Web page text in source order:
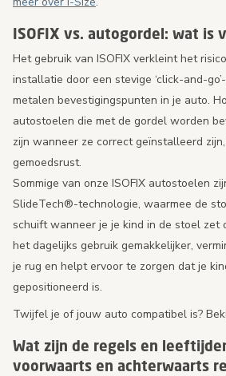
ISOFIX vs. autogordel: wat is
Het gebruik van ISOFIX verkleint het
installatie door een stevige ‘click-and-
metalen bevestigingspunten in je auto.
autostoelen die met de gordel worden
zijn wanneer ze correct geïnstalleerd
gemoedsrust.
Sommige van onze ISOFIX autostoelen
SlideTech®-technologie, waarmee de
schuift wanneer je je kind in de stoel zet
het dagelijks gebruik gemakkelijker,
je rug en helpt ervoor te zorgen dat je
gepositioneerd is.
Twijfel je of jouw auto compatibel is?
Wat zijn de regels en
voorwaarts en achterwaarts